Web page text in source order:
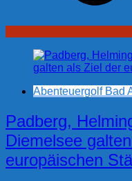
Abenteuergolf Bad
Padberg,
Diemelsee
europäischen